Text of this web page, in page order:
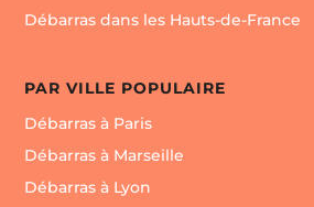
Débarras dans les Hauts-de-France
PAR VILLE POPULAIRE
Débarras à Paris
Débarras à Marseille
Débarras à Lyon